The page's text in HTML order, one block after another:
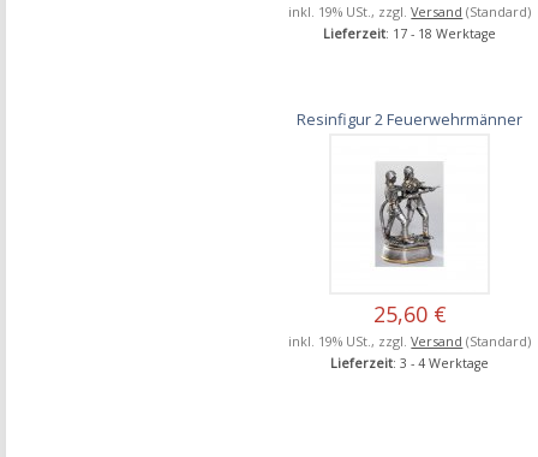
inkl. 19% USt., zzgl.Versand (Standard)
Lieferzeit: 17 - 18 Werktage
Resinfigur 2 Feuerwehrmänner
25,60 €
inkl. 19% USt., zzgl.Versand (Standard)
Lieferzeit: 3 - 4 Werktage